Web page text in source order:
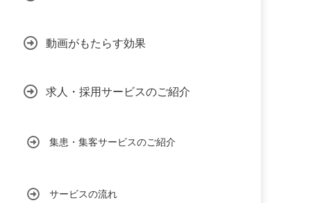
動画がもたらす効果
求人・採用サービスのご紹介
集患・集客サービスのご紹介
サービスの流れ